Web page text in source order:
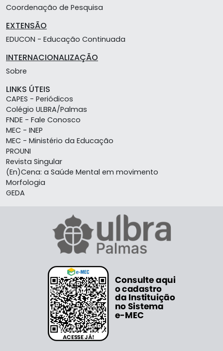
Coordenação de Pesquisa
EXTENSÃO
EDUCON - Educação Continuada
INTERNACIONALIZAÇÃO
Sobre
LINKS ÚTEIS
CAPES - Periódicos
Colégio ULBRA/Palmas
FNDE - Fale Conosco
MEC - INEP
MEC - Ministério da Educação
PROUNI
Revista Singular
(En)Cena: a Saúde Mental em movimento
Morfologia
GEDA